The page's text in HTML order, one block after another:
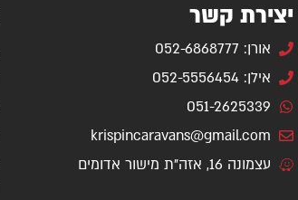
יצירת קשר
אורן: 052-6868777
אילן: 052-5556454
051-2625339
krispincaravans@gmail.com
עצמונה 16, אזה"ת מישור אדומים